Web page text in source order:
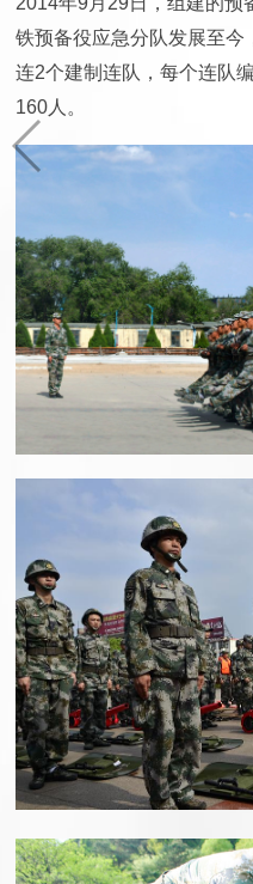
铁预备役应急分队发展至
连2个建制连队，每个连队
160人。